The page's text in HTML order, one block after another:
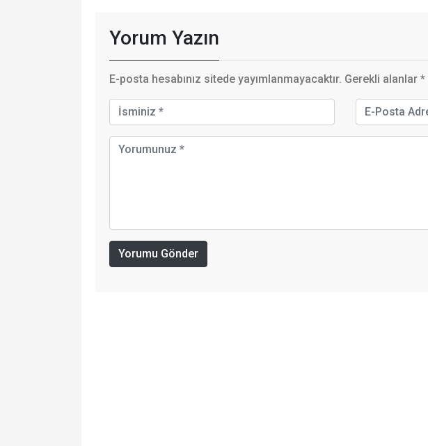
Yorum Yazın
E-posta hesabınız sitede yayımlanmayacaktır. Gerekli alanlar *
Yorumu Gönder